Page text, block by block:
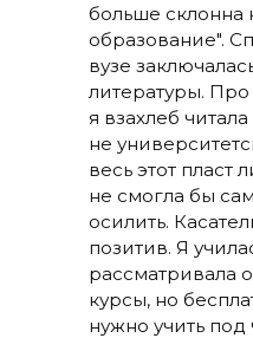
больше склонна
образование".
вузе
литературы.
я взахлеб
не
весь этот пласт
не смогла бы
осилить.
позитив. Я
рассматривала
курсы, но
нужно учить